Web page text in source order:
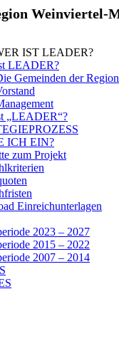
Weinviertel-
IST LEADER?
LEADER?
Gemeinden der Region
„LEADER“?
ICH EIN?
zum Projekt
Einreichunterlagen
2023 – 2027
2015 – 2022
2007 – 2014